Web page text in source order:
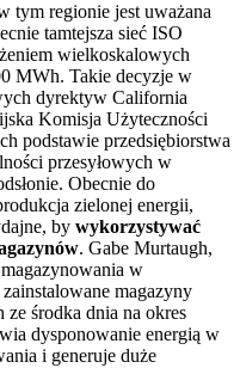
tym regionie jest uważana
tamtejsza sieć ISO
wielkoskalowych
MWh. Takie decyzje w
dyrektyw California
Komisja Użyteczności
podstawie przedsiębiorstwa
przesyłowych w
Obecnie do
zielonej energii,
by wykorzystywać
. Gabe Murtaugh,
w
magazyny
środka dnia na okres
dysponowanie energią w
i generuje duże